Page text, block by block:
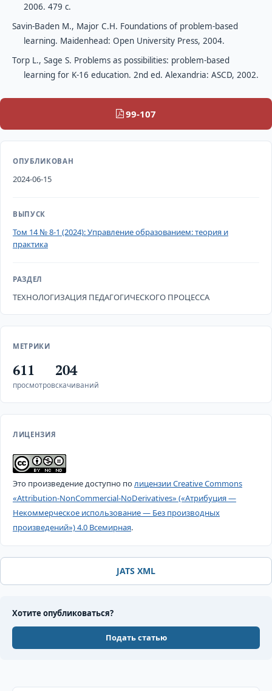
2006. 479 c.
Savin-Baden M., Major C.H. Foundations of problem-based
learning. Maidenhead: Open University Press, 2004.
Torp L., Sage S. Problems as possibilities: problem-based
learning for K-16 education. 2nd ed. Alexandria: ASCD, 2002.
99-107
ОПУБЛИКОВАН
2024-06-15
ВЫПУСК
Том 14 № 8-1 (2024): Управление образованием: теория и
практика
РАЗДЕЛ
ТЕХНОЛОГИЗАЦИЯ ПЕДАГОГИЧЕСКОГО ПРОЦЕССА
МЕТРИКИ
611
просмотров
204
скачиваний
ЛИЦЕНЗИЯ
Это произведение доступно полицензии Creative Commons
«Attribution-NonCommercial-NoDerivatives» («Атрибуция —
Некоммерческое использование — Без производных
произведений») 4.0 Всемирная.
JATS XML
Хотите опубликоваться?
Подать статью